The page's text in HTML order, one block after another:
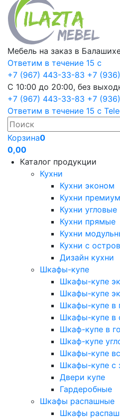
Мебель на заказ в
Ответим в течение 15 с
+7 (967) 443-33-83 +7
С 10:00 до 20:00, без
+7 (967) 443-33-83 +7
Ответим в течение 15 с
Корзина0
0,00
Каталог продукции
Кухни
Кухни эконом
Кухни премиум
Кухни угловые
Кухни прямые
Кухни
Кухни с
Дизайн кухни
Шкафы-купе
Шкафы-купе
Шкафы-купе
Шкафы-купе в
Шкафы-купе в
Шкаф-купе в
Шкаф-купе
Шкафы-купе
Шкафы-купе с
Двери купе
Гардеробные
Шкафы распашные
Шкафы